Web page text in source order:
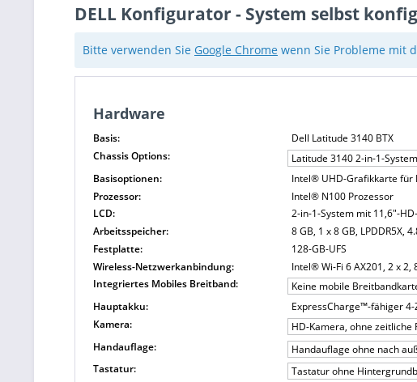
DELL Konfigurator - System selbst
Bitte verwenden Sie Google Chrome wenn Sie Probleme mit
Hardware
Basis:
Dell Latitude 3140 BTX
Chassis Options:
Latitude 3140 2-in-1-
Basisoptionen:
Intel® UHD-Grafikkarte für
Prozessor:
Intel® N100 Prozessor
LCD:
2-in-1-System mit 11,6"-
Arbeitsspeicher:
8 GB, 1 x 8 GB, LPDDR5X,
Festplatte:
128-GB-UFS
Wireless-Netzwerkanbindung:
Intel® Wi-Fi 6 AX201, 2 x 2,
Integriertes Mobiles Breitband:
Keine mobile
Hauptakku:
ExpressCharge™-fähiger 4-
Kamera:
HD-Kamera, ohne
Handauflage:
Handauflage ohne nach
Tastatur:
Tastatur ohne